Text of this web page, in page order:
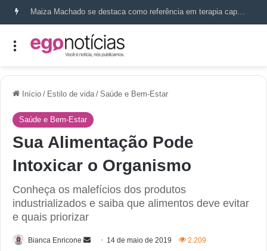
Maiza Machado se destaca como referência em terapia capilar e saúde do couro cabeludo
Início / Estilo de vida / Saúde e Bem-Estar
Saúde e Bem-Estar
Sua Alimentação Pode
Intoxicar o Organismo
Conheça os malefícios dos produtos
industrializados e saiba que alimentos deve evitar
e quais priorizar
Bianca Enricone 14 de maio de 2019 2.209